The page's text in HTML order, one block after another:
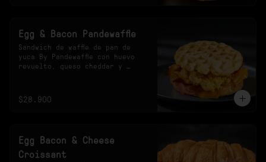
Egg & Bacon Pandewaffle
Sandwich de waffle de pan de
yuca By Pandewaffle con huevo
revuelto, queso cheddar y
$28.900
Egg Bacon & Cheese
Croissant